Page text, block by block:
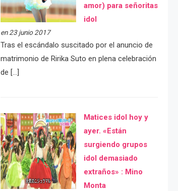
amor) para señoritas
idol
en 23 junio 2017
Tras el escándalo suscitado por el anuncio de
matrimonio de Ririka Suto en plena celebración
de […]
Matices idol hoy y
ayer. «Están
surgiendo grupos
idol demasiado
extraños» : Mino
Monta